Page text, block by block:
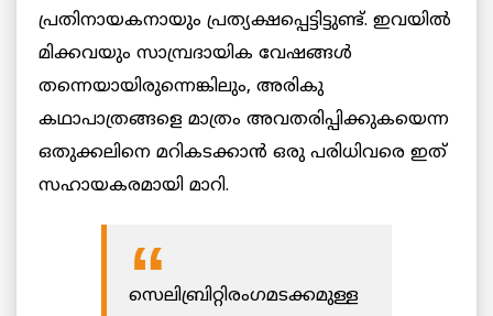
പ്രതിനായകനായും പ്രത്യക്ഷപ്പെട്ടിട്ടുണ്ട്. ഇവയില്‍
മിക്കവയും സാമ്പ്രദായിക വേഷങ്ങള്‍
തന്നെയായിരുന്നെങ്കിലും, അരികു
കഥാപാത്രങ്ങളെ മാത്രം അവതരിപ്പിക്കുകയെന്ന
ഒതുക്കലിനെ മറികടക്കാന്‍ ഒരു പരിധിവരെ ഇത്
സഹായകരമായി മാറി.
സെലിബ്രിറ്റിരംഗമടക്കമുള്ള